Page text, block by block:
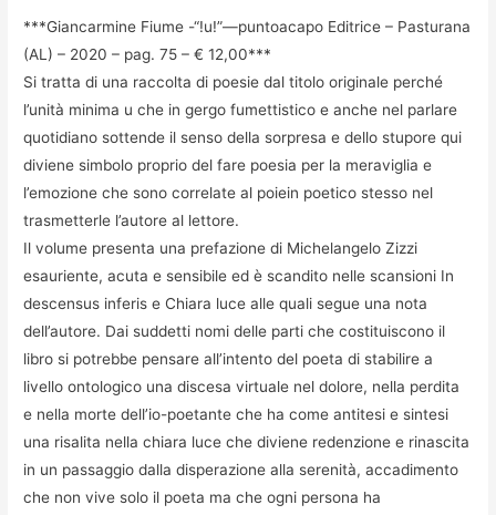
***Giancarmine Fiume -“!u!”—puntoacapo Editrice – Pasturana
(AL) – 2020 – pag. 75 – € 12,00***
Si tratta di una raccolta di poesie dal titolo originale perché
l’unità minima u che in gergo fumettistico e anche nel parlare
quotidiano sottende il senso della sorpresa e dello stupore qui
diviene simbolo proprio del fare poesia per la meraviglia e
l’emozione che sono correlate al poiein poetico stesso nel
trasmetterle l’autore al lettore.
Il volume presenta una prefazione di Michelangelo Zizzi
esauriente, acuta e sensibile ed è scandito nelle scansioni In
descensus inferis e Chiara luce alle quali segue una nota
dell’autore. Dai suddetti nomi delle parti che costituiscono il
libro si potrebbe pensare all’intento del poeta di stabilire a
livello ontologico una discesa virtuale nel dolore, nella perdita
e nella morte dell’io-poetante che ha come antitesi e sintesi
una risalita nella chiara luce che diviene redenzione e rinascita
in un passaggio dalla disperazione alla serenità, accadimento
che non vive solo il poeta ma che ogni persona ha